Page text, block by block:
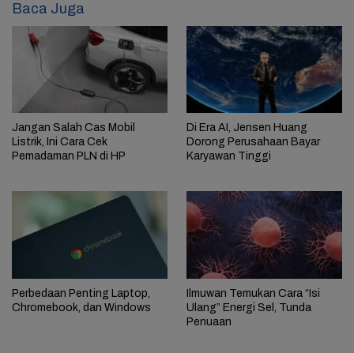
Baca Juga
Jangan Salah Cas Mobil
Listrik, Ini Cara Cek
Pemadaman PLN di HP
Di Era AI, Jensen Huang
Dorong Perusahaan Bayar
Karyawan Tinggi
Perbedaan Penting Laptop,
Chromebook, dan Windows
Ilmuwan Temukan Cara “Isi
Ulang” Energi Sel, Tunda
Penuaan